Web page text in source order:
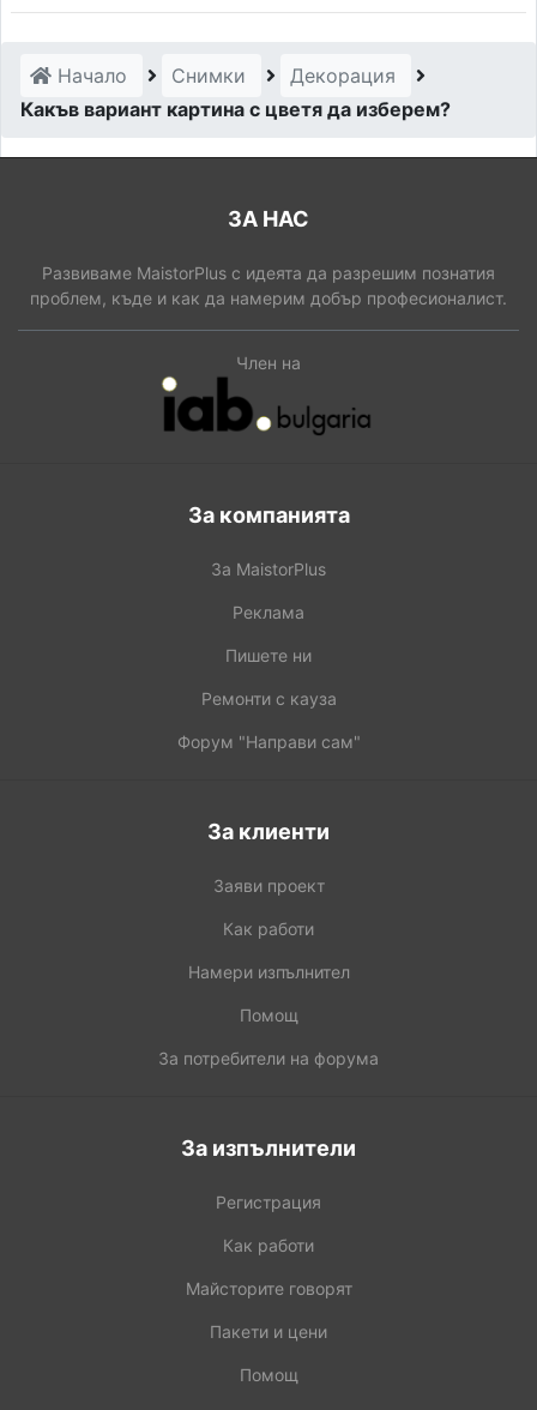
Начало Снимки
Декорация
Какъв вариант картина с цветя да изберем?
ЗА НАС
Развиваме MaistorPlus с идеята да разрешим познатия
проблем, къде и как да намерим добър професионалист.
Член на
За компанията
За MaistorPlus
Реклама
Пишете ни
Ремонти с кауза
Форум "Направи сам"
За клиенти
Заяви проект
Как работи
Намери изпълнител
Помощ
За потребители на форума
За изпълнители
Регистрация
Как работи
Майсторите говорят
Пакети и цени
Помощ